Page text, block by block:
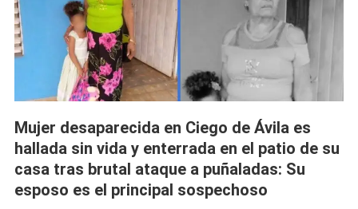
Mujer desaparecida en Ciego de Ávila es
hallada sin vida y enterrada en el patio de su
casa tras brutal ataque a puñaladas: Su
esposo es el principal sospechoso